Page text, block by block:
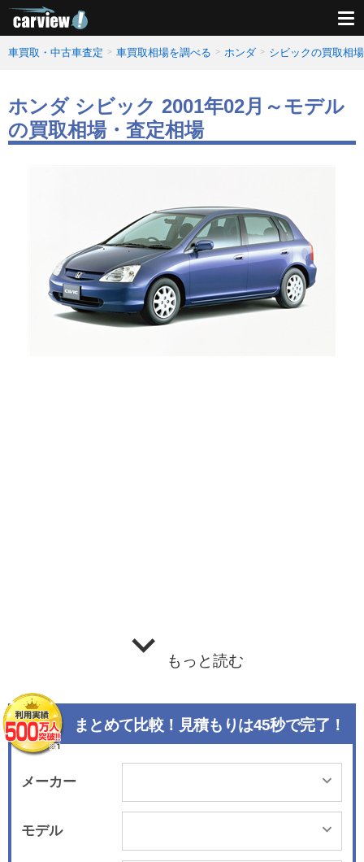
車買取・中古車査定 車買取相場を調べる ホンダ シビックの買取相
ホンダ シビック 2001年02月～モデル
の買取相場・査定相場
もっと読む
まとめて比較！見積もりは45秒で完了！
メーカー
モデル